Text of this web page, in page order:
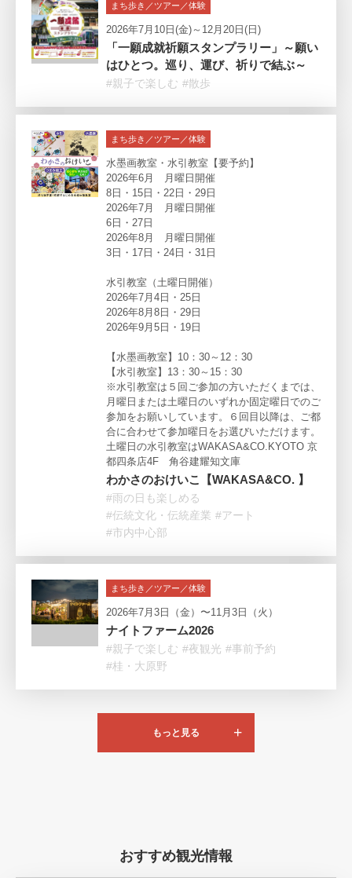
まち歩き／ツアー／体験
2026年7月10日(金)～12月20日(日)
「一願成就祈願スタンプラリー」～願い
はひとつ。巡り、運び、祈りで結ぶ～
#親子で楽しむ #散歩
まち歩き／ツアー／体験
水墨画教室・水引教室【要予約】
2026年6月 月曜日開催
8日・15日・22日・29日
2026年7月 月曜日開催
6日・27日
2026年8月 月曜日開催
3日・17日・24日・31日
水引教室（土曜日開催）
2026年7月4日・25日
2026年8月8日・29日
2026年9月5日・19日
【水墨画教室】10：30～12：30
【水引教室】13：30～15：30
※水引教室は５回ご参加の方いただくまでは、
月曜日または土曜日のいずれか固定曜日でのご
参加をお願いしています。６回目以降は、ご都
合に合わせて参加曜日をお選びいただけます。
土曜日の水引教室はWAKASA&CO.KYOTO 京
都四条店4F 角谷建耀知文庫
わかさのおけいこ【WAKASA&CO. 】
#雨の日も楽しめる
#伝統文化・伝統産業 #アート
#市内中心部
まち歩き／ツアー／体験
2026年7月3日（金）〜11月3日（火）
ナイトファーム2026
#親子で楽しむ #夜観光 #事前予約
#桂・大原野
もっと見る
おすすめ観光情報